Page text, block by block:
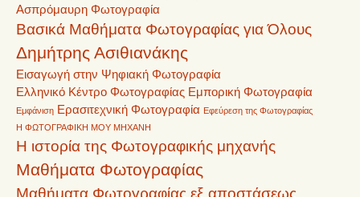
Ασπρόμαυρη Φωτογραφία
Βασικά Μαθήματα Φωτογραφίας για Όλους
Δημήτρης Ασιθιανάκης
Εισαγωγή στην Ψηφιακή Φωτογραφία
Ελληνικό Κέντρο Φωτογραφίας Εμπορική Φωτογραφία
Εμφάνιση Ερασιτεχνική Φωτογραφία Εφεύρεση της Φωτογραφίας
Η ΦΩΤΟΓΡΑΦΙΚΗ ΜΟΥ ΜΗΧΑΝΗ
Η ιστορία της Φωτογραφικής μηχανής
Μαθήματα Φωτογραφίας